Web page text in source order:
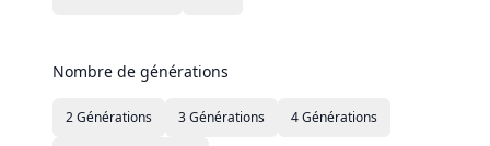
Nombre de générations
2 Générations 3 Générations 4 Générations